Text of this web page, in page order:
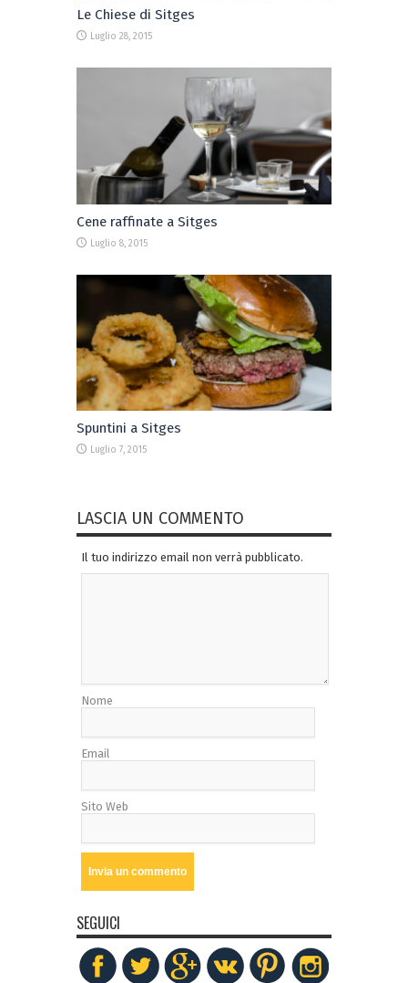
Le Chiese di Sitges
Luglio 28, 2015
Cene raffinate a Sitges
Luglio 8, 2015
Spuntini a Sitges
Luglio 7, 2015
LASCIA UN COMMENTO
Il tuo indirizzo email non verrà pubblicato.
Nome
Email
Sito Web
SEGUICI